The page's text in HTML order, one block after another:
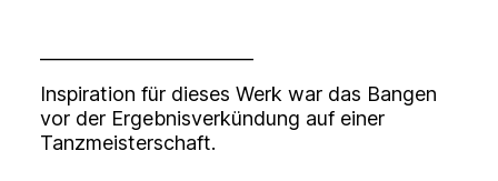
Inspiration für dieses Werk war das Bangen
vor der Ergebnisverkündung auf einer
Tanzmeisterschaft.